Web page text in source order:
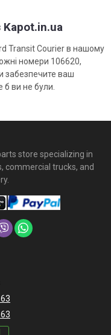
Kapot.in.ua
Transit Courier в нашому
номери 106620,
забезпечите ваш
б ви не були.
store specializing in
commercial trucks, and